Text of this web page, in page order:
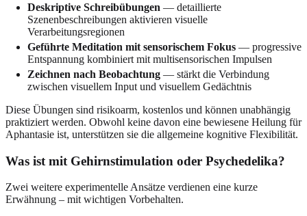
Deskriptive Schreibübungen — detaillierte
Szenenbeschreibungen aktivieren visuelle
Verarbeitungsregionen
Geführte Meditation mit sensorischem Fokus — progressive
Entspannung kombiniert mit multisensorischen Impulsen
Zeichnen nach Beobachtung — stärkt die Verbindung
zwischen visuellem Input und visuellem Gedächtnis
Diese Übungen sind risikoarm, kostenlos und können unabhängig
praktiziert werden. Obwohl keine davon eine bewiesene Heilung für
Aphantasie ist, unterstützen sie die allgemeine kognitive Flexibilität.
Was ist mit Gehirnstimulation oder Psychedelika?
Zwei weitere experimentelle Ansätze verdienen eine kurze
Erwähnung – mit wichtigen Vorbehalten.